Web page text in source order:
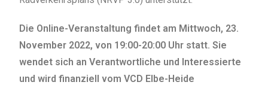
Die Online-Veranstaltung findet am Mittwoch, 23.
November 2022, von 19:00-20:00 Uhr statt. Sie
wendet sich an Verantwortliche und Interessierte
und wird finanziell vom VCD Elbe-Heide